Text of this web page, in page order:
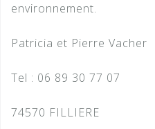
environnement.
Patricia et Pierre Vacher
Tel : 06 89 30 77 07
74570 FILLIERE